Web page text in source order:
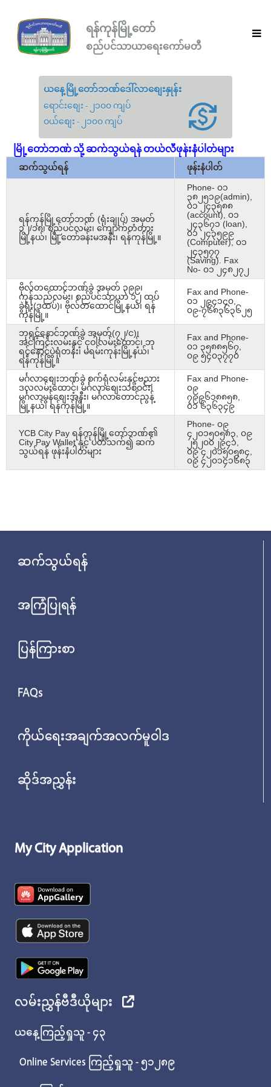
ရန်ကုန်မြို့တော်
စည်ပင်သာယာရေးကော်မတီ
ယနေ့မြို့တော်ဘဏ်ဒေါ်လာစျေးနှုန်း
ရောင်းစျေး - ၂၁၀၀ ကျပ်
ဝယ်စျေး - ၂၁၀၀ ကျပ်
မြို့တော်ဘဏ် သို့ ဆက်သွယ်ရန် တယ်လီဖုန်းနံပါတ်များ
ဆက်သွယ်ရန်
ဖုန်းနံပါတ်
ရန်ကုန်မြို့တော်ဘဏ် (ရုံးချုပ်) အမှတ်
၁၂/၁၈၊ စည်ပင်လမ်း၊ ကျောက်တံတား
မြို့နယ်၊ မြို့တော်ခန်းမအနီး၊ ရန်ကုန်မြို့။
Phone- ၀၁
၃၈၂၅၁၉(admin),
၀၁ ၂၄၃၅၈၈
(account), ၀၁
၂၄၃၆၇၁ (loan),
၀၁ ၂၄၃၅၉၉
(Computer), ၀၁
၂၄၃၅၇၇
(Saving). Fax
No- ၀၁ ၂၄၈၂၇၂
ဗိုလ်တထောင်ဘဏ်ခွဲ အမှတ် ၃၉၉၊
ကုန်သည်လမ်း၊ စည်ပင်သာယာ ၁၂ ထပ်
ခွဲရုံး(ဒုထပ်)၊ ဗိုလ်တထောင်မြို့နယ်၊ ရန်
ကုန်မြို့။
Fax and Phone-
၀၁ ၂၉၄၁၄၀,
၀၉-၇၆၈၃၆၃၆၂၅
ဘုရင့်နောင်ဘဏ်ခွဲ အမှတ်(၇၂/င)၊
အင်ကြင်းလမ်းနှင့် ငုဝါလမ်းထောင့်၊ ဘု
ရင့်နောင်ပွဲရုံတန်း၊ မရမ်းကုန်းမြို့နယ်၊
ရန်ကုန်မြို့။
Fax and Phone-
၀၁ ၃၅၈၈၅၆၇,
၀၉ ၅၄၀၃၇၇၀
မင်္ဂလာစျေးဘဏ်ခွဲ စက်ရုံလမ်းနှင့်ဗညား
ဒလလမ်းထောင့်၊ မင်္ဂလာစျေးသစ်ဝင်း၊
မင်္ဂလာမွန်စျေးအနီး၊ မင်္ဂလာတောင်ညွန့်
မြို့နယ်၊ ရန်ကုန်မြို့။
Fax and Phone-
၀၉
၇၉၉၆၁၈၈၅၈,
၀၁ ၆၃၆၃၄၉
YCB City Pay ရန်ကုန်မြို့တော်ဘဏ်၏
City Pay Wallet နှင့် ပတ်သက်၍ ဆက်
သွယ်ရန် ဖုန်းနံပါတ်များ
Phone- ၀၉
၄၂၀၁၅၀၅၈၃, ၀၉
၂၅၂၀၀၂၉၄၁,
၀၉ ၄၂၀၁၅၀၅၈၄,
၀၉ ၄၂၀၁၄၁၆၈၃
ဆက်သွယ်ရန်
အကြံပြုရန်
ပြန်ကြားစာ
FAQs
ကိုယ်ရေးအချက်အလက်မူဝါဒ
ဆိုဒ်အညွှန်း
My City Application
လမ်းညွှန်ဗီဒီယိုများ
ယနေ့ကြည့်ရှုသူ - ၄၃
Online Services ကြည့်ရှုသူ - ၅၁၂၈၉